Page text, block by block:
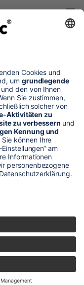
und Versandkosten
an gewerbliche
Herstellers
Fall ein Angebot bzw.
nicht immer
Produkte zeigen.